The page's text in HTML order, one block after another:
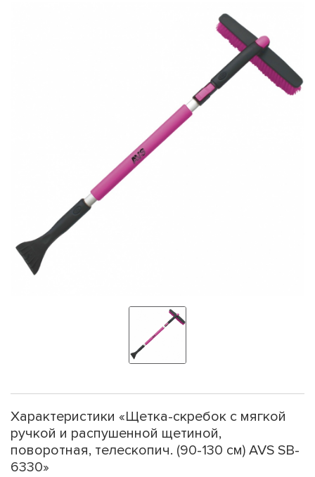
Характеристики «Щетка-скребок с мягкой
ручкой и распушенной щетиной,
поворотная, телескопич. (90-130 см) AVS SB-
6330»